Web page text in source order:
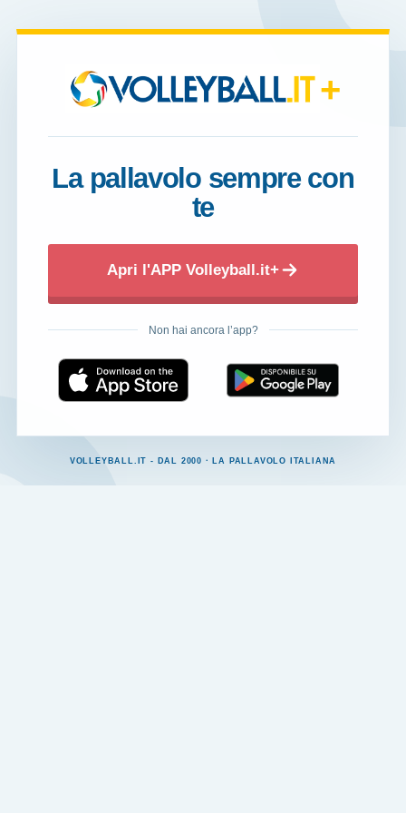
+
La pallavolo sempre con
te
Apri l'APP Volleyball.it+
Non hai ancora l’app?
VOLLEYBALL.IT - DAL 2000 · LA PALLAVOLO ITALIANA